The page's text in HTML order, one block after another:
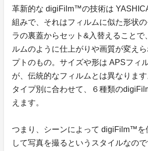
革新的な digiFilm™️の技術は
組みで、それはフィルムに似た形状
ラの裏蓋からセット&入替えることで
ルムのように仕上がりや画質が変え
プトのもの。サイズや形は APSフィ
が、伝統的なフィルムとは異なりま
タイプ別に合わせて、６種類の
えます。
つまり、シーンによって digiFilm™️を
して写真を撮るというスタイルなの